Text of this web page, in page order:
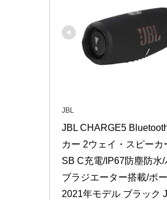
JBL
JBL CHARGE5
カー 2ウェイ・スピーカ
SB C充電/IP67防塵防水/
ブラジエーター搭載/ポ
2021年モデル ブラック